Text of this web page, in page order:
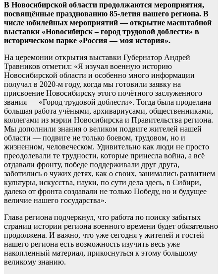
В Новосибирской области продолжаются мероприятия,
посвящённые празднованию 85-летия нашего региона. В
числе юбилейных мероприятий — открытие масштабной
выставки «Новосибирск – город трудовой доблести» в
историческом парке «Россия — моя история».
На церемонии открытия выставки Губернатор Андрей
Травников отметил: «Я изучал военную историю
Новосибирской области и особенно много информации
получал в 2020-м году, когда мы готовили заявку на
присвоение Новосибирску этого почётного заслуженного
звания — «Город трудовой доблести». Тогда была проделана
большая работа учёными, архивариусами, общественниками,
коллегами из мэрии Новосибирска и Правительства региона.
Мы дополнили знания о великом подвиге жителей нашей
области — подвиге не только боевом, трудовом, но и
жизненном, человеческом. Удивительно как люди не просто
преодолевали те трудности, которые принесла война, а всё
отдавали фронту, победе поддерживали друг друга,
заботились о чужих детях, как о своих, занимались развитием
культуры, искусства, науки, по сути дела здесь, в Сибири,
далеко от фронта создавали не только Победу, но и будущее
величие нашего государства».
Глава региона подчеркнул, что работа по поиску забытых
страниц истории региона военного времени будет обязательно
продолжена. И важно, что уже сегодня у жителей и гостей
нашего региона есть возможность изучить весь уже
накопленный материал, прикоснуться к этому большому
великому знанию.